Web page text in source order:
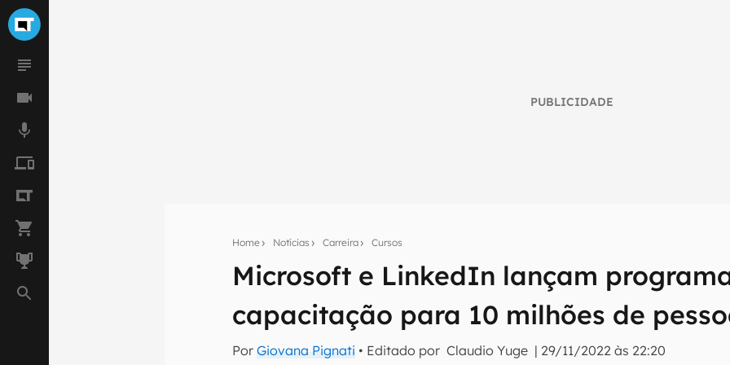
PUBLICIDADE
Home Notícias Carreira Cursos
Microsoft e LinkedIn lançam
capacitação para 10 milhões de
PorGiovana Pignati • Editado por Claudio Yuge | 29/11/2022 às 22:20
Seu resumo inteligente do mundo tech!
Assine a newsletter do Canaltech e receba notícias e reviews sobre tecnologia
mão.
E-mail